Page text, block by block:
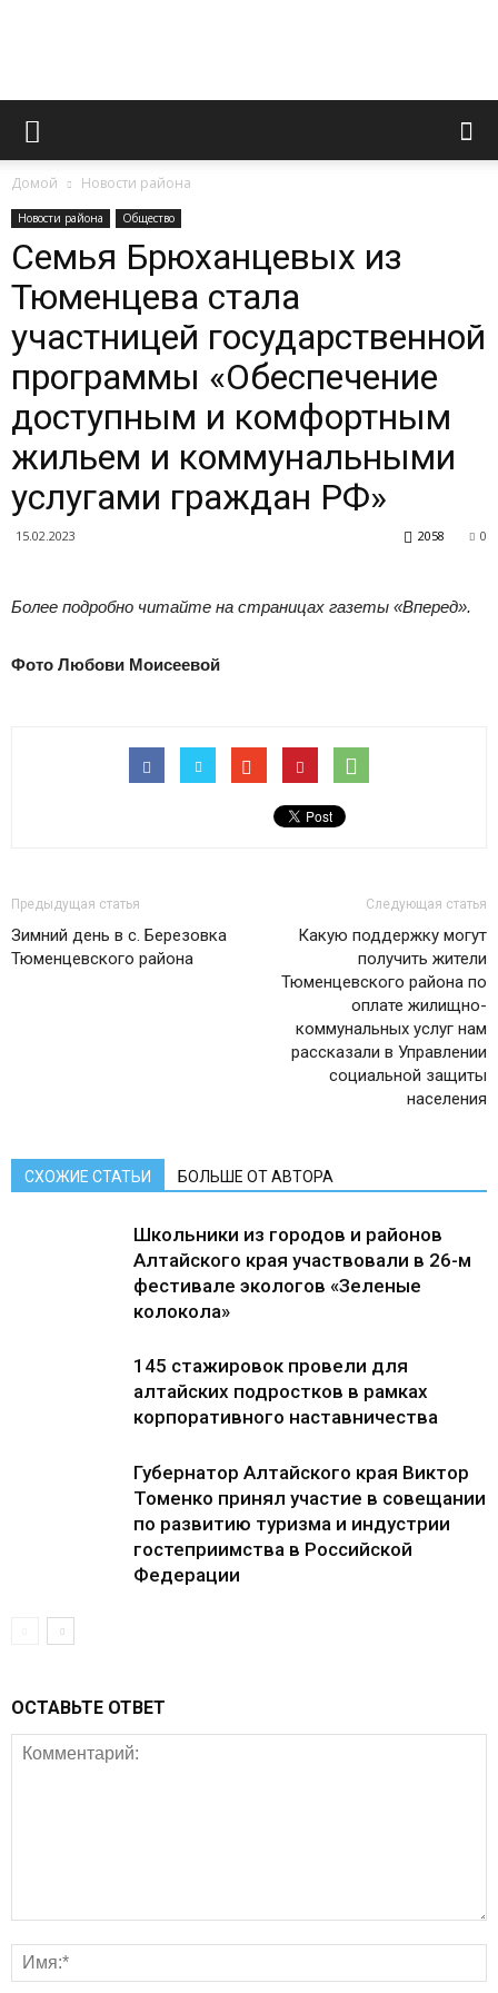
Официальный
газеты
«Вперед»
Тюменцевский
Домой Новости района
Новости района Общество
Семья Брюханцевых из
Тюменцева стала
участницей государственной
программы «Обеспечение
доступным и комфортным
жильем и коммунальными
услугами граждан РФ»
15.02.2023 0
2058
Более подробно читайте на страницах газеты «Вперед».
Фото Любови Моисеевой
Предыдущая статья
Зимний день в с. Березовка
Тюменцевского района
Следующая статья
Какую поддержку могут
получить жители
Тюменцевского района по
оплате жилищно-
коммунальных услуг нам
рассказали в Управлении
социальной защиты
населения
СХОЖИЕ СТАТЬИ БОЛЬШЕ ОТ АВТОРА
Школьники из городов и районов
Алтайского края участвовали в 26-м
фестивале экологов «Зеленые
колокола»
145 стажировок провели для
алтайских подростков в рамках
корпоративного наставничества
Губернатор Алтайского края Виктор
Томенко принял участие в совещании
по развитию туризма и индустрии
гостеприимства в Российской
Федерации
ОСТАВЬТЕ ОТВЕТ